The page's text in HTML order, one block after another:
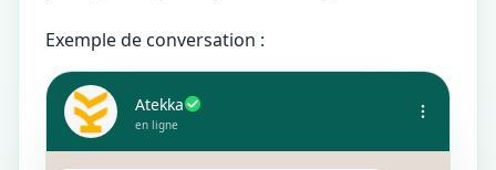
Exemple de conversation :
Atekka
en ligne